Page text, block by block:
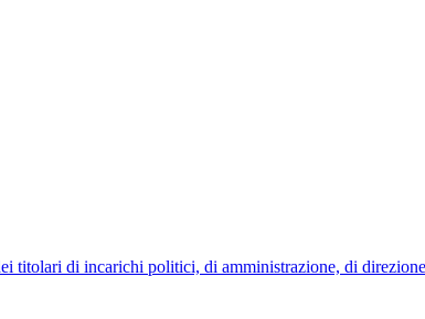
titolari di incarichi politici, di amministrazione, di